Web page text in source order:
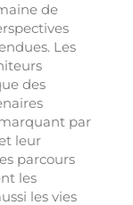
de
Les
des
par
leur
parcours
les
les vies